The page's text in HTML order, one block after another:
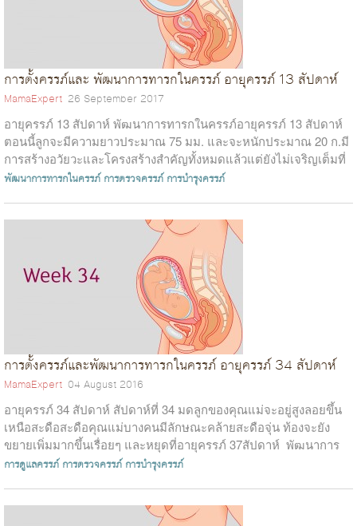
การตั้งครรภ์และ พัฒนาการทารกในครรภ์ อายุครรภ์ 13 สัปดาห์
MamaExpert 26 September 2017
อายุครรภ์ 13 สัปดาห์ พัฒนาการทารกในครรภ์อายุครรภ์ 13 สัปดาห์
ตอนนี้ลูกจะมีความยาวประมาณ 75 มม. และจะหนักประมาณ 20 ก.มี
การสร้างอวัยวะและโครงสร้างสำคัญทั้งหมดแล้วแต่ยังไม่เจริญเต็มที่
ลำไส้ได้เคลื่อ...
พัฒนาการทารกในครรภ์ การตรวจครรภ์ การบำรุงครรภ์
การตั้งครรภ์และพัฒนาการทารกในครรภ์ อายุครรภ์ 34 สัปดาห์
MamaExpert 04 August 2016
อายุครรภ์ 34 สัปดาห์ สัปดาห์ที่ 34 มดลูกของคุณแม่จะอยู่สูงลอยขึ้น
เหนือสะดือสะดือคุณแม่บางคนมีลักษณะคล้ายสะดือจุ่น ท้องจะยัง
ขยายเพิ่มมากขึ้นเรื่อยๆ และหยุดที่อายุครรภ์ 37สัปดาห์ พัฒนาการ
ทารกใ...
การดูแลครรภ์ การตรวจครรภ์ การบำรุงครรภ์